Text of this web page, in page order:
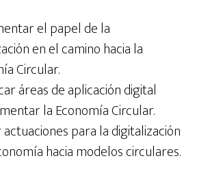
el papel de la
en el camino hacia la
Circular.
áreas de aplicación digital
la Economía Circular.
para la digitalización
hacia modelos circulares.